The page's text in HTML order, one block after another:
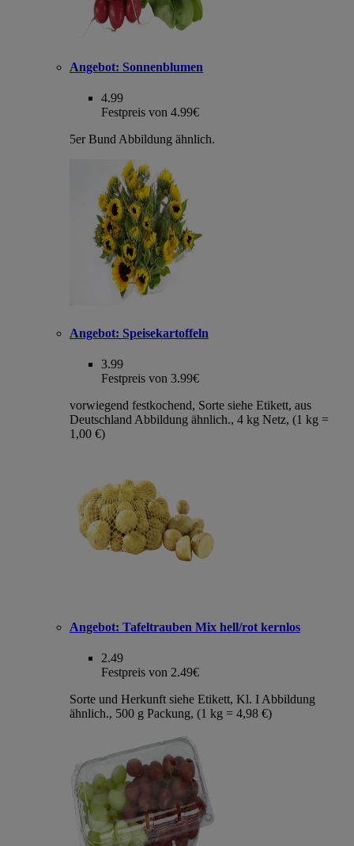
Angebot: Sonnenblumen
4.99
Festpreis von 4.99€
5er Bund Abbildung ähnlich.
Angebot: Speisekartoffeln
3.99
Festpreis von 3.99€
vorwiegend festkochend, Sorte siehe Etikett, aus
Deutschland Abbildung ähnlich., 4 kg Netz, (1 kg =
1,00 €)
Angebot: Tafeltrauben Mix hell/rot kernlos
2.49
Festpreis von 2.49€
Sorte und Herkunft siehe Etikett, Kl. I Abbildung
ähnlich., 500 g Packung, (1 kg = 4,98 €)